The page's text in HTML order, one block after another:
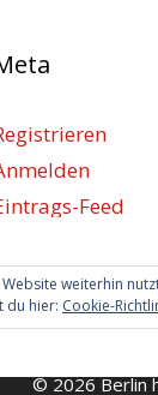
weiterhin
du hier: Cookie-
Feed
© 2026 Berlin